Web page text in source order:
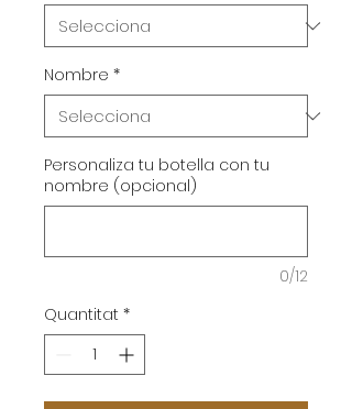
Nombre *
Personaliza tu botella con tu
nombre (opcional)
0/12
Quantitat *